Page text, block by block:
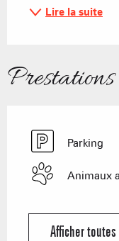
Lire la suite
Prestations
Parking
Animaux
Afficher